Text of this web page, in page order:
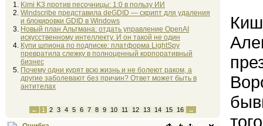
Kimi K3 против песочницы: 1:0 в пользу ИИ
Windscribe представила deGDID — скрипт для удаления
и блокировки GDID в Windows
Новый план Альтмана: отдать управление OpenAI
искусственному интеллекту. И он такой не один
Купи шпиона по подписке: платформа LightSpy
превратила слежку в полноценный корпоративный
бизнес
Почему одни курят всю жизнь и не болеют раком, а
другие заболевают без причин? Ответ может быть в
антителах
← 1 2 3 4 5 6 7 8 9 10 11 12 13 14 15 16 →